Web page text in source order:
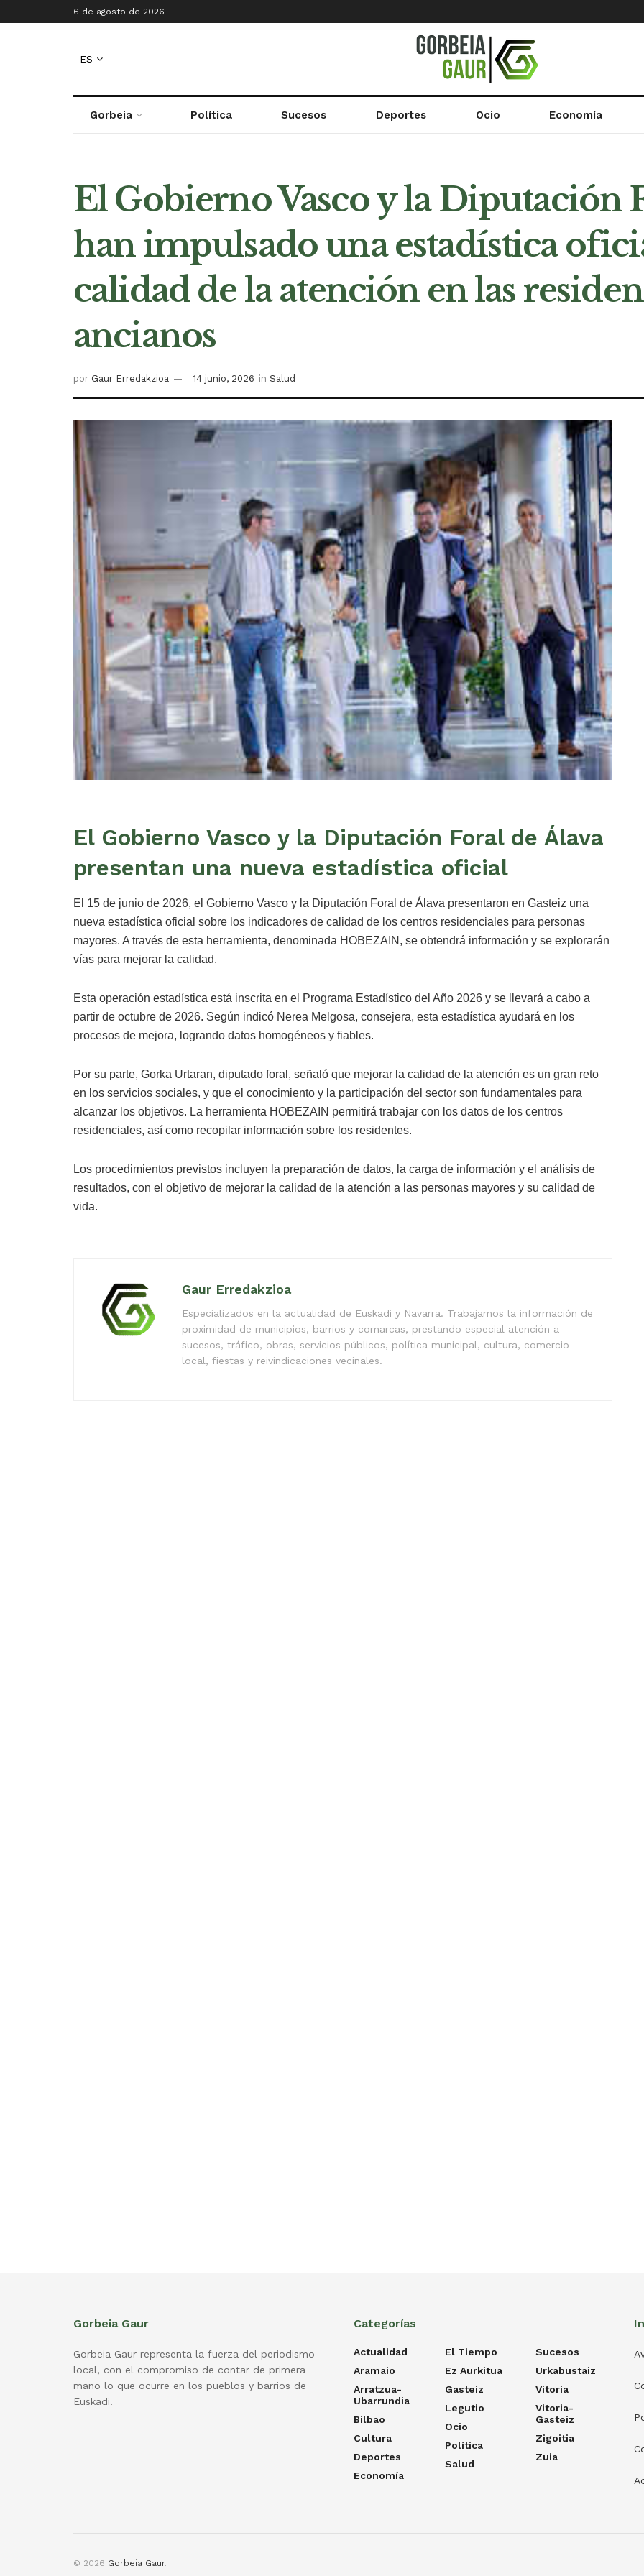
6 de agosto de 2026
ES
Gorbeia Política Sucesos Deportes Ocio Economía
El Gobierno Vasco y la Diputación
han impulsado una estadística
calidad de la atención en las
ancianos
por Gaur Erredakzioa 14 junio, 2026 in Salud
El Gobierno Vasco y la Diputación Foral de Álava
presentan una nueva estadística oficial
El 15 de junio de 2026, el Gobierno Vasco y la Diputación Foral de Álava presentaron en Gasteiz una
nueva estadística oficial sobre los indicadores de calidad de los centros residenciales para personas
mayores. A través de esta herramienta, denominada HOBEZAIN, se obtendrá información y se explorarán
vías para mejorar la calidad.
Esta operación estadística está inscrita en el Programa Estadístico del Año 2026 y se llevará a cabo a
partir de octubre de 2026. Según indicó Nerea Melgosa, consejera, esta estadística ayudará en los
procesos de mejora, logrando datos homogéneos y fiables.
Por su parte, Gorka Urtaran, diputado foral, señaló que mejorar la calidad de la atención es un gran reto
en los servicios sociales, y que el conocimiento y la participación del sector son fundamentales para
alcanzar los objetivos. La herramienta HOBEZAIN permitirá trabajar con los datos de los centros
residenciales, así como recopilar información sobre los residentes.
Los procedimientos previstos incluyen la preparación de datos, la carga de información y el análisis de
resultados, con el objetivo de mejorar la calidad de la atención a las personas mayores y su calidad de
vida.
Gaur Erredakzioa
Especializados en la actualidad de Euskadi y Navarra. Trabajamos la información de
proximidad de municipios, barrios y comarcas, prestando especial atención a
sucesos, tráfico, obras, servicios públicos, política municipal, cultura, comercio
local, fiestas y reivindicaciones vecinales.
Gorbeia Gaur
Gorbeia Gaur representa la fuerza del periodismo
local, con el compromiso de contar de primera
mano lo que ocurre en los pueblos y barrios de
Euskadi.
Categorías
Actualidad
Aramaio
Arratzua-
Ubarrundia
Bilbao
Cultura
Deportes
Economía
El Tiempo
Ez Aurkitua
Gasteiz
Legutio
Ocio
Política
Salud
Sucesos
Urkabustaiz
Vitoria
Vitoria-
Gasteiz
Zigoitia
Zuia
© 2026 Gorbeia Gaur.